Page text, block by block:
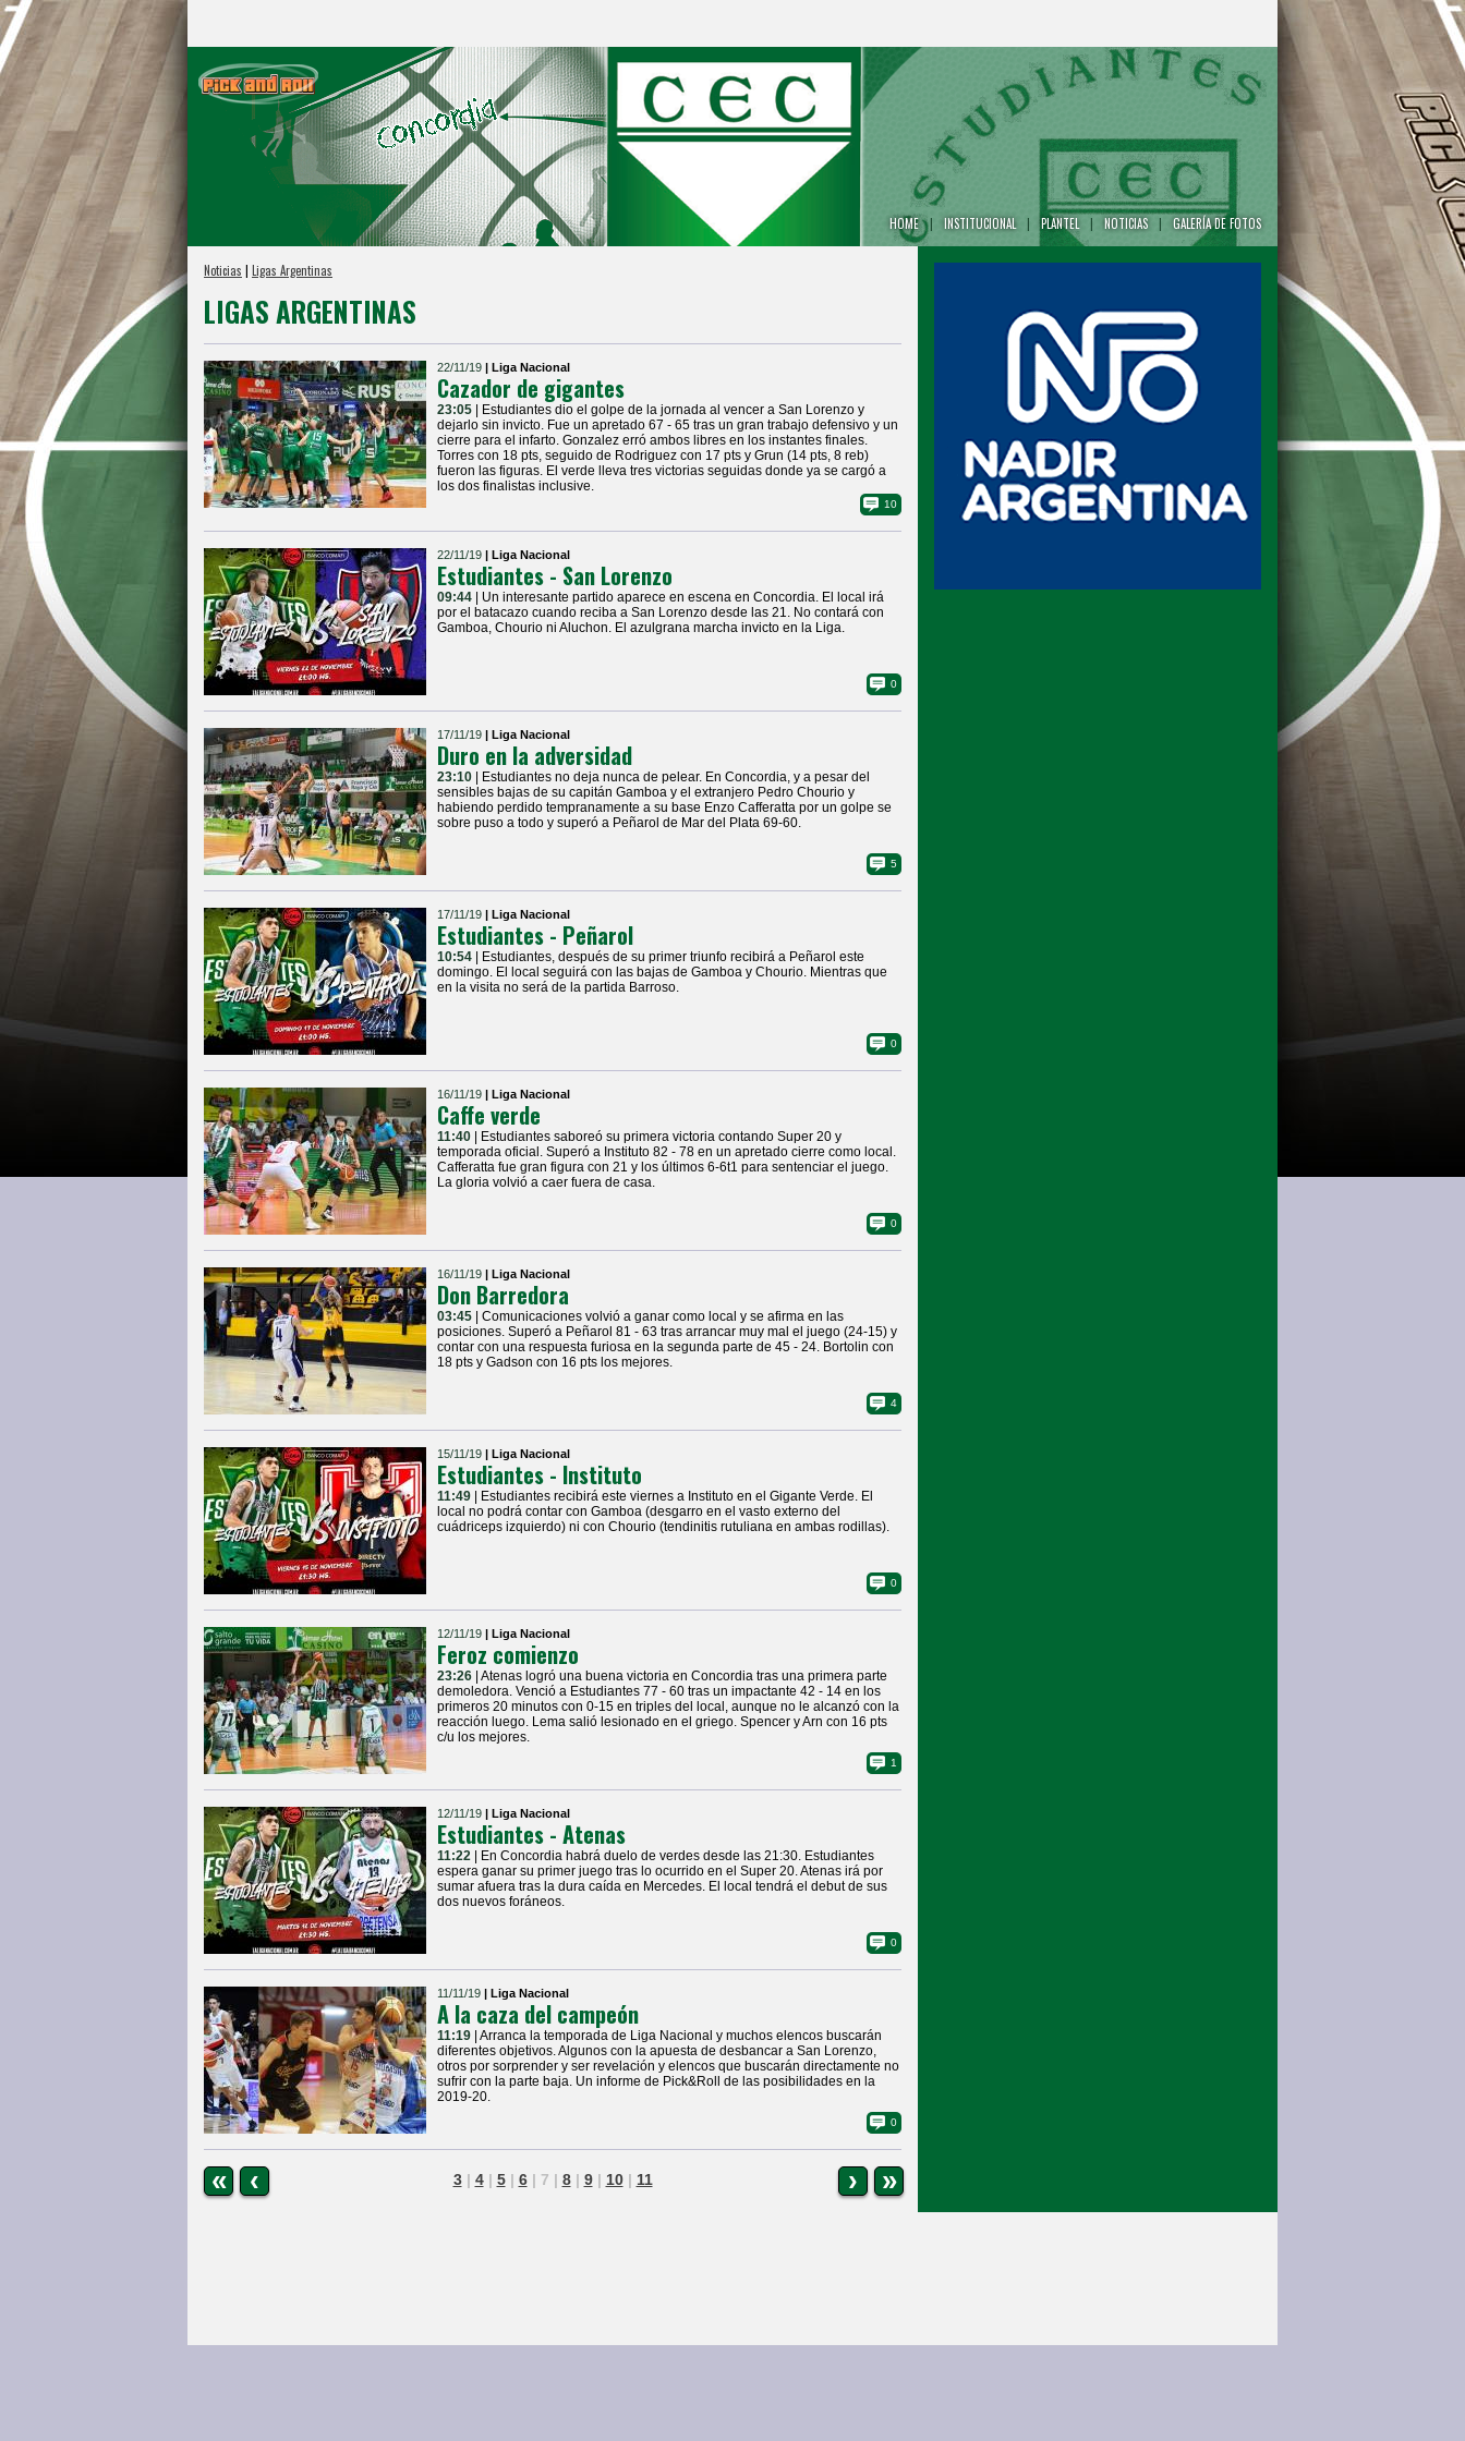
HOME | INSTITUCIONAL | PLANTEL | NOTICIAS | GALERÍA DE FOTOS
Noticias | Ligas Argentinas
LIGAS ARGENTINAS
22/11/19 | Liga Nacional
Cazador de gigantes
23:05
| Estudiantes dio el golpe de la jornada al vencer a San Lorenzo y
dejarlo sin invicto. Fue un apretado 67 - 65 tras un gran trabajo defensivo y un
cierre para el infarto. Gonzalez erró ambos libres en los instantes finales.
Torres con 18 pts, seguido de Rodriguez con 17 pts y Grun (14 pts, 8 reb)
fueron las figuras. El verde lleva tres victorias seguidas donde ya se cargó a
los dos finalistas inclusive.
10
22/11/19 | Liga Nacional
Estudiantes - San Lorenzo
09:44
| Un interesante partido aparece en escena en Concordia. El local irá
por el batacazo cuando reciba a San Lorenzo desde las 21. No contará con
Gamboa, Chourio ni Aluchon. El azulgrana marcha invicto en la Liga.
0
17/11/19 | Liga Nacional
Duro en la adversidad
23:10
| Estudiantes no deja nunca de pelear. En Concordia, y a pesar del
sensibles bajas de su capitán Gamboa y el extranjero Pedro Chourio y
habiendo perdido tempranamente a su base Enzo Cafferatta por un golpe se
sobre puso a todo y superó a Peñarol de Mar del Plata 69-60.
5
17/11/19 | Liga Nacional
Estudiantes - Peñarol
10:54
| Estudiantes, después de su primer triunfo recibirá a Peñarol este
domingo. El local seguirá con las bajas de Gamboa y Chourio. Mientras que
en la visita no será de la partida Barroso.
0
16/11/19 | Liga Nacional
Caffe verde
11:40
| Estudiantes saboreó su primera victoria contando Super 20 y
temporada oficial. Superó a Instituto 82 - 78 en un apretado cierre como local.
Cafferatta fue gran figura con 21 y los últimos 6-6t1 para sentenciar el juego.
La gloria volvió a caer fuera de casa.
0
16/11/19 | Liga Nacional
Don Barredora
03:45
| Comunicaciones volvió a ganar como local y se afirma en las
posiciones. Superó a Peñarol 81 - 63 tras arrancar muy mal el juego (24-15) y
contar con una respuesta furiosa en la segunda parte de 45 - 24. Bortolin con
18 pts y Gadson con 16 pts los mejores.
4
15/11/19 | Liga Nacional
Estudiantes - Instituto
11:49
| Estudiantes recibirá este viernes a Instituto en el Gigante Verde. El
local no podrá contar con Gamboa (desgarro en el vasto externo del
cuádriceps izquierdo) ni con Chourio (tendinitis rutuliana en ambas rodillas).
0
12/11/19 | Liga Nacional
Feroz comienzo
23:26 | Atenas logró una buena victoria en Concordia tras una primera parte
demoledora. Venció a Estudiantes 77 - 60 tras un impactante 42 - 14 en los
primeros 20 minutos con 0-15 en triples del local, aunque no le alcanzó con la
reacción luego. Lema salió lesionado en el griego. Spencer y Arn con 16 pts
c/u los mejores.
1
12/11/19 | Liga Nacional
Estudiantes - Atenas
11:22
| En Concordia habrá duelo de verdes desde las 21:30. Estudiantes
espera ganar su primer juego tras lo ocurrido en el Super 20. Atenas irá por
sumar afuera tras la dura caída en Mercedes. El local tendrá el debut de sus
dos nuevos foráneos.
0
11/11/19 | Liga Nacional
A la caza del campeón
11:19 | Arranca la temporada de Liga Nacional y muchos elencos buscarán
diferentes objetivos. Algunos con la apuesta de desbancar a San Lorenzo,
otros por sorprender y ser revelación y elencos que buscarán directamente no
sufrir con la parte baja. Un informe de Pick&Roll de las posibilidades en la
2019-20.
0
« ‹ 3 | 4 | 5 | 6 | 7 | 8 | 9 | 10 | 11 › »